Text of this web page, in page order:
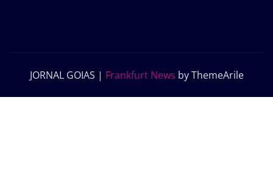
JORNAL GOIAS | Frankfurt News by ThemeArile